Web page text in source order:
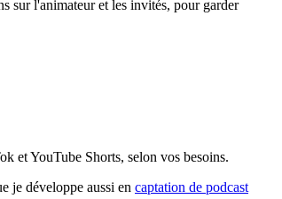
sur l'animateur et les invités, pour garder
et YouTube Shorts, selon vos besoins.
je développe aussi en captation de podcast